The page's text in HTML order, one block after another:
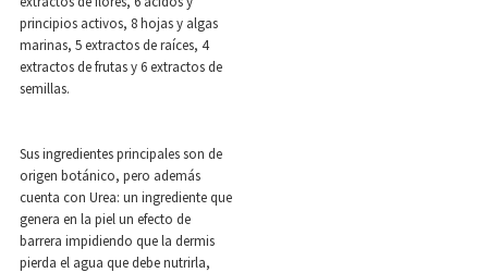
principios activos, 8 hojas y algas
marinas, 5 extractos de raíces, 4
extractos de frutas y 6 extractos de
semillas.
Sus ingredientes principales son de
origen botánico, pero además
cuenta con Urea: un ingrediente que
genera en la piel un efecto de
barrera impidiendo que la dermis
pierda el agua que debe nutrirla,